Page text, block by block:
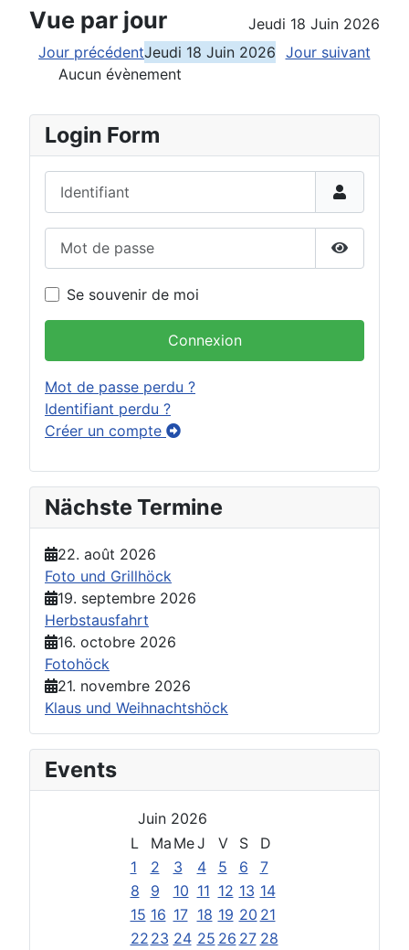
Vue par jour
Jeudi 18 Juin 2026
Jour précédentJeudi 18 Juin 2026 Jour suivant
Aucun évènement
Login Form
Afficher
Se souvenir de moi
Connexion
Mot de passe perdu ?
Identifiant perdu ?
Créer un compte
Nächste Termine
22. août 2026
Foto und Grillhöck
19. septembre 2026
Herbstausfahrt
16. octobre 2026
Fotohöck
21. novembre 2026
Klaus und Weihnachtshöck
Events
Juin 2026
L
Ma MeJ V S
D
1
2 3 4 5 6
7
8
9 10 11 12 13 14
15 16 17 18 19 20 21
22 23 24 25 26 27 28